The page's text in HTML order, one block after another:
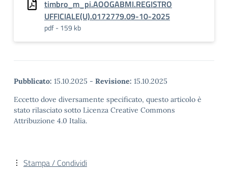
timbro_m_pi.AOOGABMI.REGISTRO
UFFICIALE(U).0172779.09-10-2025
pdf - 159 kb
Pubblicato: 15.10.2025 - Revisione: 15.10.2025
Eccetto dove diversamente specificato, questo articolo è
stato rilasciato sotto Licenza Creative Commons
Attribuzione 4.0 Italia.
Stampa / Condividi